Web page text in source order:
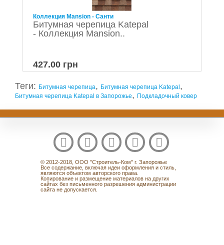
Коллекция Mansion - Санти
Битумная черепица Katepal
- Коллекция Mansion..
427.00 грн
Теги: Битумная черепица, Битумная черепица Katepal ,
Битумная черепица Katepal в Запорожье, Подкладочный ковер
© 2012-2018, ООО "Строитель-Ком" г. Запорожье
Все содержание, включая идеи оформления и стиль,
являются объектом авторского права.
Копирование и размещение материалов на других
сайтах без письменного разрешения администрации
сайта не допускается.